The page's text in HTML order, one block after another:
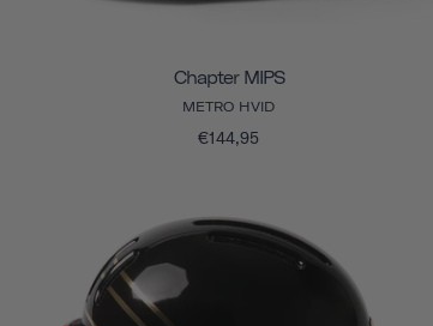
Chapter MIPS
METRO HVID
€144,95